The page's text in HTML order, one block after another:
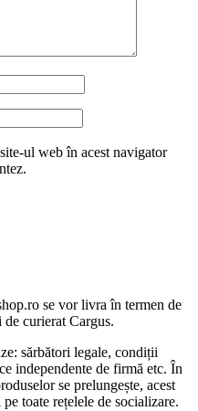
ul web în acest navigator
se vor livra în termen de
curierat Cargus.
sărbători legale, condiții
independente de firmă etc. În
se prelungește, acest
toate rețelele de socializare.